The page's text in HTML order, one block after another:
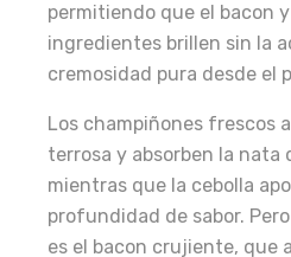
permitiendo que el bacon
ingredientes brillen sin la
cremosidad pura desde el
Los champiñones frescos
terrosa y absorben la nata
mientras que la cebolla
profundidad de sabor.
es el bacon crujiente, que